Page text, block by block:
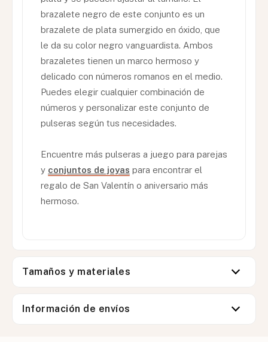
brazalete negro de este conjunto es un
brazalete de plata sumergido en óxido, que
le da su color negro vanguardista. Ambos
brazaletes tienen un marco hermoso y
delicado con números romanos en el medio.
Puedes elegir cualquier combinación de
números y personalizar este conjunto de
pulseras según tus necesidades.
Encuentre más pulseras a juego para parejas
y conjuntos de joyas para encontrar el
regalo de San Valentín o aniversario más
hermoso.
Tamaños y materiales
Información de envíos